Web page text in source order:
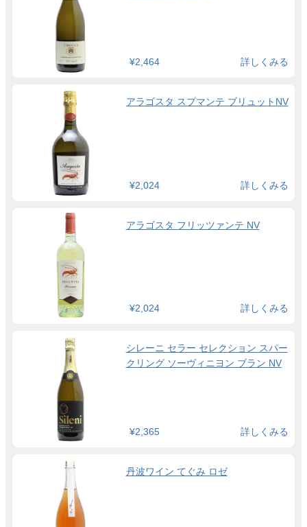
¥2,464 詳しくみる
アラゴスタ スプマンテ ブリュットNV
¥2,024 詳しくみる
アラゴスタ フリッツァンテ NV
¥2,024 詳しくみる
シレーニ セラー セレクション スパー
クリング ソーヴィニヨン ブラン NV
¥2,365 詳しくみる
丹波ワイン てぐみ ロゼ